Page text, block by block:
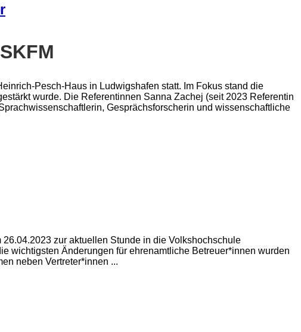
Pesch-Haus in Ludwigshafen statt. Im Fokus stand die
wurde. Die Referentinnen Sanna Zachej (seit 2023 Referentin
Gesprächsforscherin und wissenschaftliche
zur aktuellen Stunde in die Volkshochschule
wichtigsten Änderungen für ehrenamtliche Betreuer*innen wurden
neben Vertreter*innen ...